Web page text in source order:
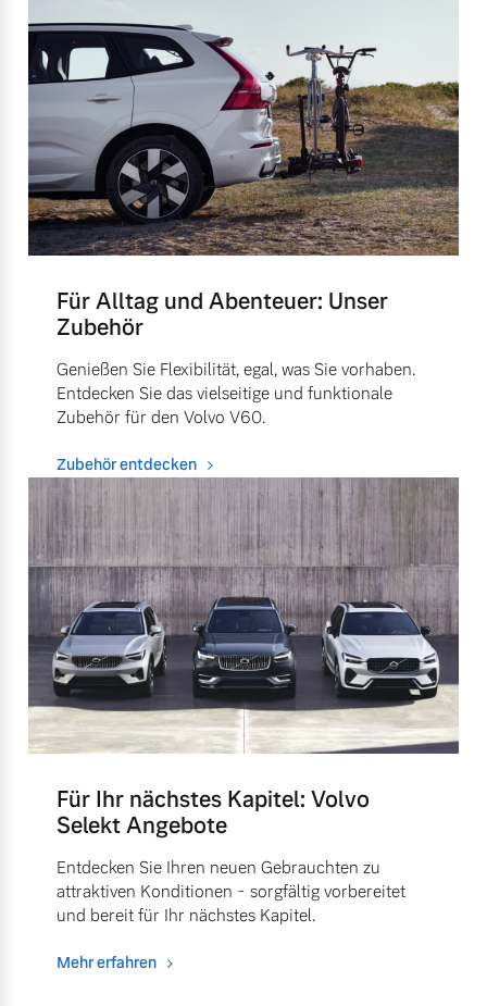
Für Alltag und Abenteuer: Unser
Zubehör
Genießen Sie Flexibilität, egal, was Sie vorhaben.
Entdecken Sie das vielseitige und funktionale
Zubehör für den Volvo V60.
Zubehör entdecken
Für Ihr nächstes Kapitel: Volvo
Selekt Angebote
Entdecken Sie Ihren neuen Gebrauchten zu
attraktiven Konditionen - sorgfältig vorbereitet
und bereit für Ihr nächstes Kapitel.
Mehr erfahren